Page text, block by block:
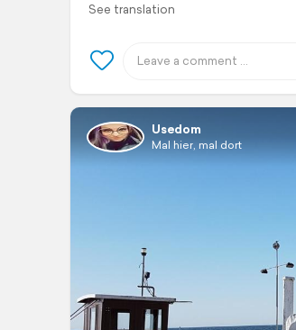
See translation
Usedom
Mal hier, mal dort